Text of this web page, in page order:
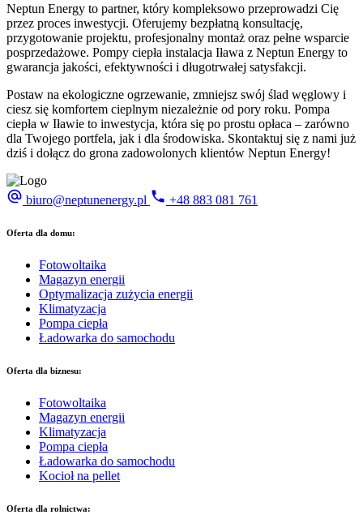
Neptun Energy to partner, który kompleksowo przeprowadzi Cię
przez proces inwestycji. Oferujemy bezpłatną konsultację,
przygotowanie projektu, profesjonalny montaż oraz pełne wsparcie
posprzedażowe. Pompy ciepła instalacja Iława z Neptun Energy to
gwarancja jakości, efektywności i długotrwałej satysfakcji.
Postaw na ekologiczne ogrzewanie, zmniejsz swój ślad węglowy i
ciesz się komfortem cieplnym niezależnie od pory roku. Pompa
ciepła w Iławie to inwestycja, która się po prostu opłaca – zarówno
dla Twojego portfela, jak i dla środowiska. Skontaktuj się z nami już
dziś i dołącz do grona zadowolonych klientów Neptun Energy!
biuro@neptunenergy.pl +48 883 081 761
Oferta dla domu:
Fotowoltaika
Magazyn energii
Optymalizacja zużycia energii
Klimatyzacja
Pompa ciepła
Ładowarka do samochodu
Oferta dla biznesu:
Fotowoltaika
Magazyn energii
Klimatyzacja
Pompa ciepła
Ładowarka do samochodu
Kocioł na pellet
Oferta dla rolnictwa: